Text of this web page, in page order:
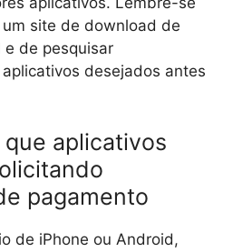
site de download de
e de pesquisar
desejados antes
aplicativos
pagamento
de iPhone ou Android,